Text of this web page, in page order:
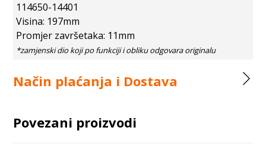
114650-14401
Visina: 197mm
Promjer završetaka: 11mm
Način plaćanja i Dostava
Povezani proizvodi